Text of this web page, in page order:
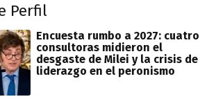
Perfil
Encuesta rumbo a 2027: cuatro
consultoras midieron el
desgaste de Milei y la crisis de
liderazgo en el peronismo